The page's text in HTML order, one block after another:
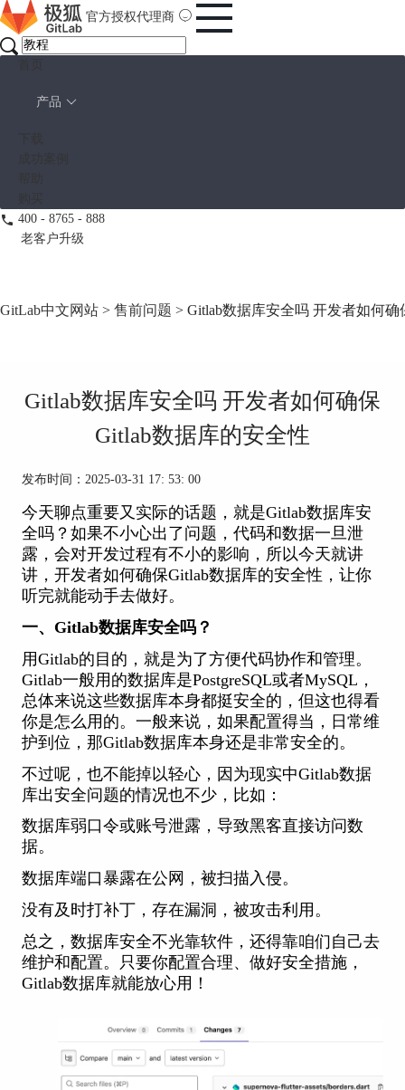
官方授权代理商
产品
400 - 8765 - 888
老客户升级
GitLab中文网站 > 售前问题 > Gitlab数据库安全吗 开发者如何
Gitlab数据库安全吗 开发者如何确保
Gitlab数据库的安全性
发布时间：2025-03-31 17: 53: 00
今天聊点重要又实际的话题，就是Gitlab数据库安
全吗？如果不小心出了问题，代码和数据一旦泄
露，会对开发过程有不小的影响，所以今天就讲
讲，开发者如何确保Gitlab数据库的安全性，让你
听完就能动手去做好。
一、Gitlab数据库安全吗？
用Gitlab的目的，就是为了方便代码协作和管理。
Gitlab一般用的数据库是PostgreSQL或者MySQL，
总体来说这些数据库本身都挺安全的，但这也得看
你是怎么用的。一般来说，如果配置得当，日常维
护到位，那Gitlab数据库本身还是非常安全的。
不过呢，也不能掉以轻心，因为现实中Gitlab数据
库出安全问题的情况也不少，比如：
数据库弱口令或账号泄露，导致黑客直接访问数
据。
数据库端口暴露在公网，被扫描入侵。
没有及时打补丁，存在漏洞，被攻击利用。
总之，数据库安全不光靠软件，还得靠咱们自己去
维护和配置。只要你配置合理、做好安全措施，
Gitlab数据库就能放心用！